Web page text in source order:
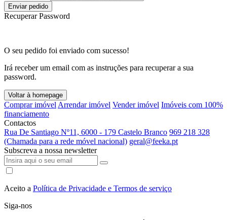
Enviar pedido
Recuperar Password
O seu pedido foi enviado com sucesso!
Irá receber um email com as instruções para recuperar a sua
password.
Voltar à homepage
Comprar imóvel Arrendar imóvel Vender imóvel Imóveis com 100%
financiamento
Contactos
Rua De Santiago Nº11, 6000 - 179 Castelo Branco 969 218 328
(Chamada para a rede móvel nacional) geral@feeka.pt
Subscreva a nossa newsletter
Aceito a Política de Privacidade e Termos de serviço
Siga-nos